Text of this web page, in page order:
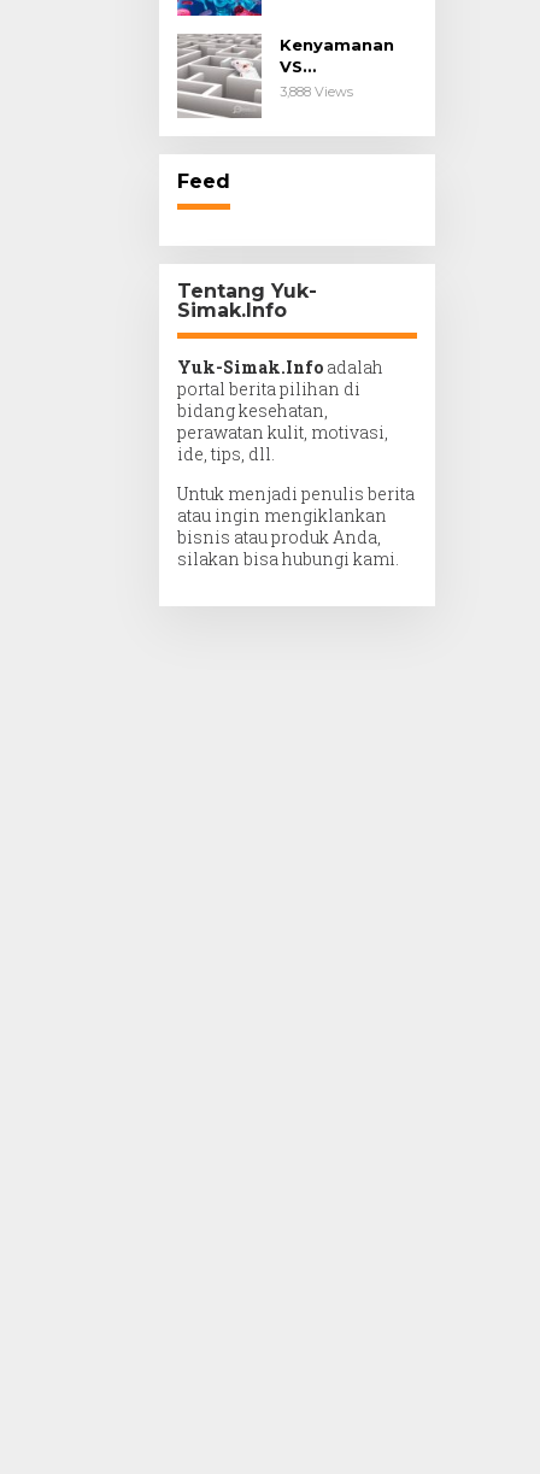
Penyakit
Imunologis.
Kenyamanan
VS
Kesengsaraan.
3,888 Views
Feed
Tentang Yuk-
Simak.Info
Yuk-Simak.Info adalah
portal berita pilihan di
bidang kesehatan,
perawatan kulit, motivasi,
ide, tips, dll.
Untuk menjadi penulis berita
atau ingin mengiklankan
bisnis atau produk Anda,
silakan bisa hubungi kami.